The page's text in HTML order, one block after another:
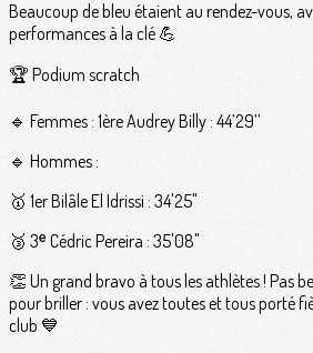
Beaucoup de bleu étaient au rendez-vous,
performances à la clé 💪
🏆 Podium scratch
🔹 Femmes : 1ère Audrey Billy : 44’29’’
🔹 Hommes :
🥇 1er Bilâle El Idrissi : 34'25"
🥉 3ᵉ Cédric Pereira : 35'08"
👏 Un grand bravo à tous les athlètes ! Pas
pour briller : vous avez toutes et tous porté
club 💙